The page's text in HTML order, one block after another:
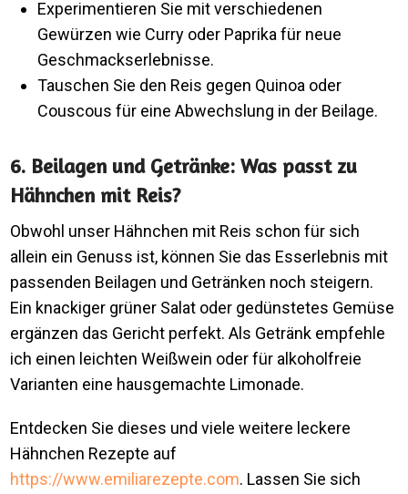
Experimentieren Sie mit verschiedenen
Gewürzen wie Curry oder Paprika für neue
Geschmackserlebnisse.
Tauschen Sie den Reis gegen Quinoa oder
Couscous für eine Abwechslung in der Beilage.
6. Beilagen und Getränke: Was passt zu
Hähnchen mit Reis?
Obwohl unser Hähnchen mit Reis schon für sich
allein ein Genuss ist, können Sie das Esserlebnis mit
passenden Beilagen und Getränken noch steigern.
Ein knackiger grüner Salat oder gedünstetes Gemüse
ergänzen das Gericht perfekt. Als Getränk empfehle
ich einen leichten Weißwein oder für alkoholfreie
Varianten eine hausgemachte Limonade.
Entdecken Sie dieses und viele weitere leckere
Hähnchen Rezepte auf
https://www.emiliarezepte.com. Lassen Sie sich